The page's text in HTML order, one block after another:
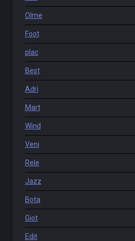
Olme
Foot
plac
Best
Adri
Mart
Wind
Veni
Rele
Jazz
Bota
Giot
Edit